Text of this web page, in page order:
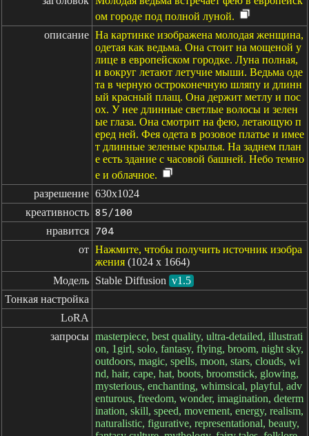
ом городе под полной луной.
описание На картинке изображена молодая женщина,
одетая как ведьма. Она стоит на мощеной у
лице в европейском городке. Луна полная,
и вокруг летают летучие мыши. Ведьма оде
та в черную остроконечную шляпу и длинн
ый красный плащ. Она держит метлу и пос
ох. У нее длинные светлые волосы и зелен
ые глаза. Она смотрит на фею, летающую п
еред ней. Фея одета в розовое платье и имее
т длинные зеленые крылья. На заднем план
е есть здание с часовой башней. Небо темно
е и облачное.
разрешение 630x1024
креативность 85/100
нравится 704
от Нажмите, чтобы получить источник изобра
жения (1024 x 1664)
Модель Stable Diffusion v1.5
Тонкая настройка
LoRA
запросы masterpiece, best quality, ultra-detailed, illustrati
on, 1girl, solo, fantasy, flying, broom, night sky,
outdoors, magic, spells, moon, stars, clouds, wi
nd, hair, cape, hat, boots, broomstick, glowing,
mysterious, enchanting, whimsical, playful, adv
enturous, freedom, wonder, imagination, determ
ination, skill, speed, movement, energy, realism,
naturalistic, figurative, representational, beauty,